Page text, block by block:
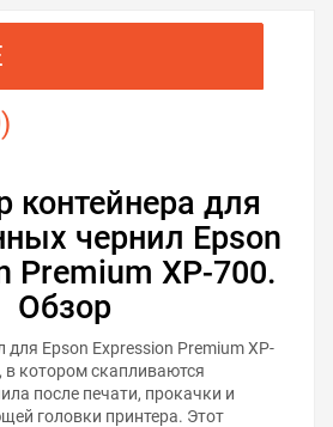
контейнера для
чернил Epson
Premium XP-700.
Обзор
для Epson Expression Premium XP-
в котором скапливаются
после печати, прокачки и
головки принтера. Этот